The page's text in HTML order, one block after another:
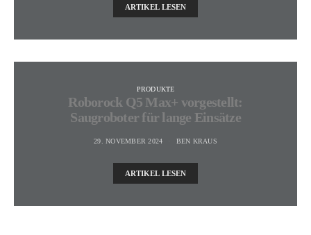
ARTIKEL LESEN
PRODUKTE
Roborock Q5 Max+ vorgestellt:
Saugroboter für lange Einsätze
29. NOVEMBER 2024 BEN KRAUS
ARTIKEL LESEN